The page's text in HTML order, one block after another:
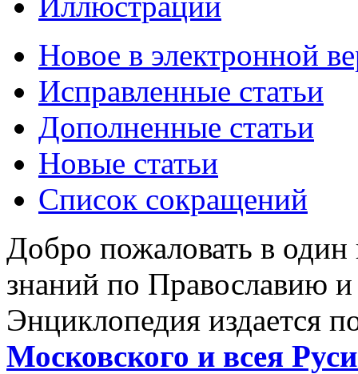
Новое в электронной
Исправленные статьи
Дополненные статьи
Новые статьи
Список сокращений
Добро пожаловать в
знаний по Православию
Энциклопедия издается
Московского и всея